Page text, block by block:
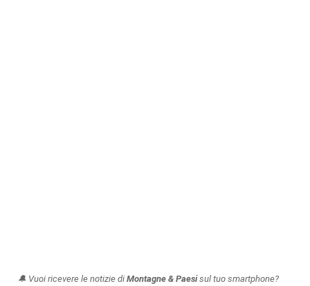
🔔 Vuoi ricevere le notizie di Montagne & Paesisul tuo smartphone?